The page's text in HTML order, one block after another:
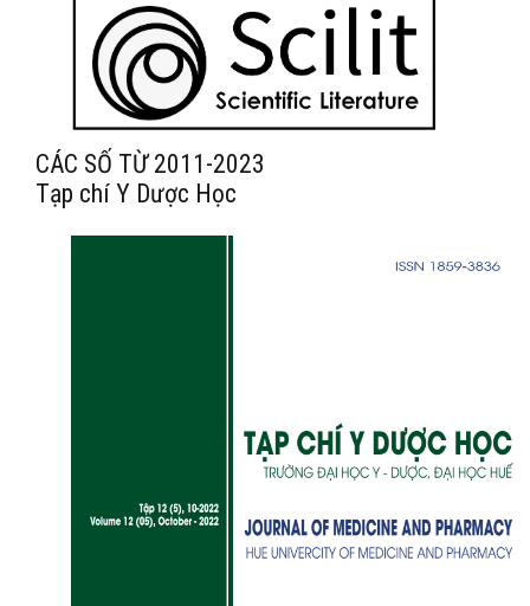
CÁC SỐ TỪ 2011-2023
Tạp chí Y Dược Học